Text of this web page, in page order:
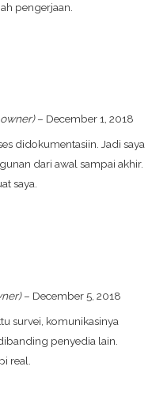
pengerjaan.
– December 1, 2018
didokumentasiin. Jadi saya
dari awal sampai akhir.
saya.
– December 5, 2018
survei, komunikasinya
penyedia lain.
real.